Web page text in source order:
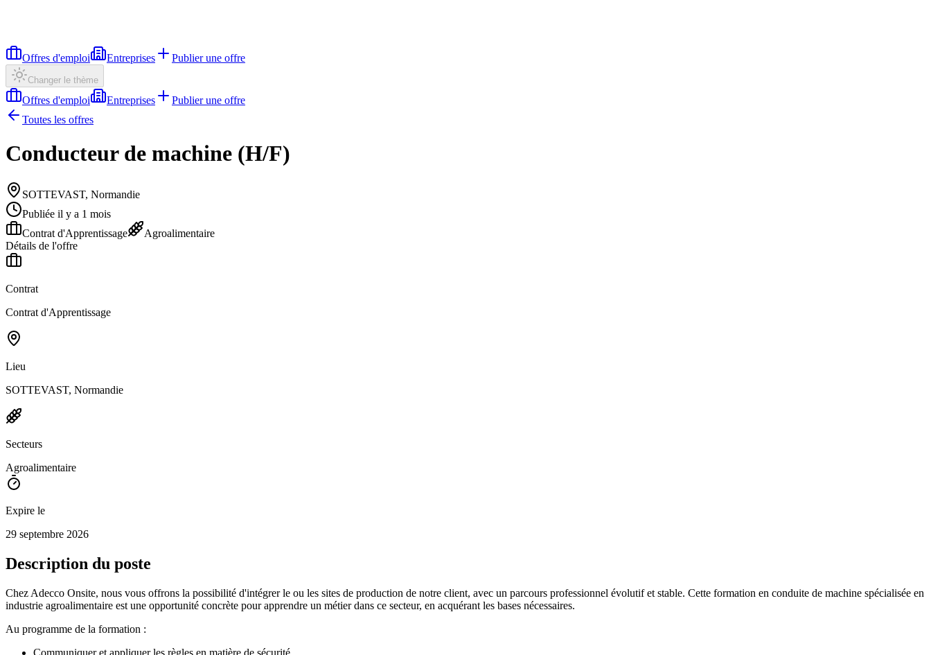
Offres d'emploi Entreprises Publier une offre
Changer le thème
Offres d'emploi Entreprises
Publier une offre
Toutes les offres
Conducteur de machine (H/F)
SOTTEVAST, Normandie
Publiée il y a 1 mois
Contrat d'Apprentissage
Agroalimentaire
Détails de l'offre
Contrat
Contrat d'Apprentissage
Lieu
SOTTEVAST, Normandie
Secteurs
Agroalimentaire
Expire le
29 septembre 2026
Description du poste
Chez Adecco Onsite, nous vous offrons la possibilité d'intégrer le ou les sites de production de notre client, avec un parcours professionnel évolutif et stable. Cette formation en conduite de machine spécialisée en
industrie agroalimentaire est une opportunité concrète pour apprendre un métier dans ce secteur, en acquérant les bases nécessaires.
Au programme de la formation :
Communiquer et appliquer les règles en matière de sécurité